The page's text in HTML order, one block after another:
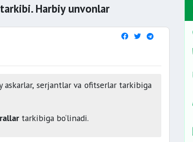
Harbiy unvonlar
askarlar, serjantlar va ofitserlar tarkibiga
tarkibiga bo‘linadi.